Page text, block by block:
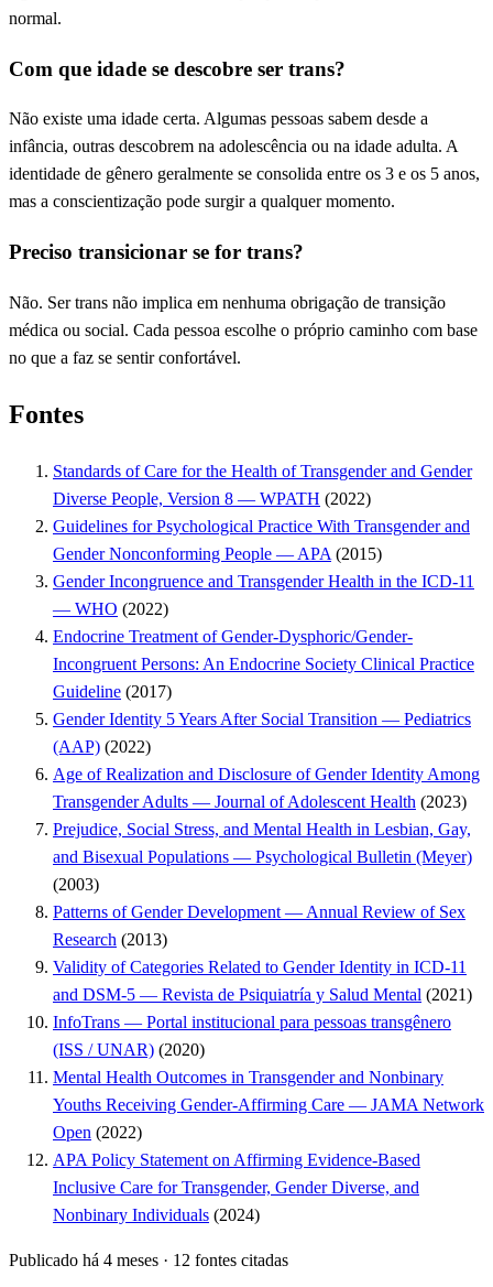
normal.
Com que idade se descobre ser trans?
Não existe uma idade certa. Algumas pessoas sabem desde a
infância, outras descobrem na adolescência ou na idade adulta. A
identidade de gênero geralmente se consolida entre os 3 e os 5 anos,
mas a conscientização pode surgir a qualquer momento.
Preciso transicionar se for trans?
Não. Ser trans não implica em nenhuma obrigação de transição
médica ou social. Cada pessoa escolhe o próprio caminho com base
no que a faz se sentir confortável.
Fontes
Standards of Care for the Health of Transgender and Gender
Diverse People, Version 8 — WPATH (2022)
Guidelines for Psychological Practice With Transgender and
Gender Nonconforming People — APA (2015)
Gender Incongruence and Transgender Health in the ICD-11
— WHO (2022)
Endocrine Treatment of Gender-Dysphoric/Gender-
Incongruent Persons: An Endocrine Society Clinical Practice
Guideline (2017)
Gender Identity 5 Years After Social Transition — Pediatrics
(AAP) (2022)
Age of Realization and Disclosure of Gender Identity Among
Transgender Adults — Journal of Adolescent Health (2023)
Prejudice, Social Stress, and Mental Health in Lesbian, Gay,
and Bisexual Populations — Psychological Bulletin (Meyer)
(2003)
Patterns of Gender Development — Annual Review of Sex
Research (2013)
Validity of Categories Related to Gender Identity in ICD-11
and DSM-5 — Revista de Psiquiatría y Salud Mental (2021)
InfoTrans — Portal institucional para pessoas transgênero
(ISS / UNAR) (2020)
Mental Health Outcomes in Transgender and Nonbinary
Youths Receiving Gender-Affirming Care — JAMA Network
Open (2022)
APA Policy Statement on Affirming Evidence-Based
Inclusive Care for Transgender, Gender Diverse, and
Nonbinary Individuals (2024)
Publicado há 4 meses · 12 fontes citadas